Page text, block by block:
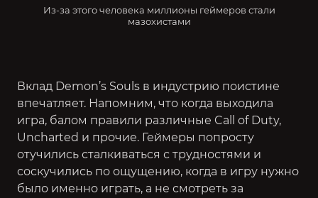
Из-за этого человека миллионы геймеров стали
мазохистами
Вклад Demon’s Souls в индустрию поистине
впечатляет. Напомним, что когда выходила
игра, балом правили различные Call of Duty,
Uncharted и прочие. Геймеры попросту
отучились сталкиваться с трудностями и
соскучились по ощущению, когда в игру нужно
было именно играть, а не смотреть за